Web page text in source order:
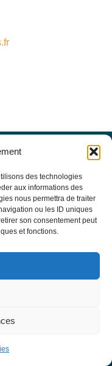
des technologies
aux informations des
nous permettra de traiter
ou les ID uniques
son consentement peut
et fonctions.